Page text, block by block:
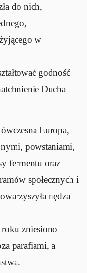
do nich,
w
godność
Ducha
Europa,
powstaniami,
fermentu oraz
społecznych i
nędza
zniesiono
parafiami, a